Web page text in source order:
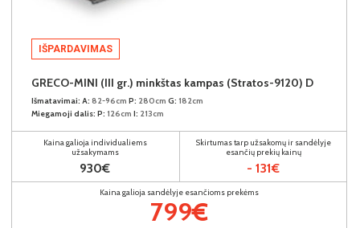
IŠPARDAVIMAS
GRECO-MINI (III gr.) minkštas kampas (Stratos-9120) D
Išmatavimai: A: 82-96cm P: 280cm G: 182cm
Miegamoji dalis: P: 126cm I: 213cm
Kaina galioja individualiems
užsakymams
930€
Skirtumas tarp užsakomų ir sandėlyje
esančių prekių kainų
- 131€
Kaina galioja sandėlyje esančioms prekėms
799€